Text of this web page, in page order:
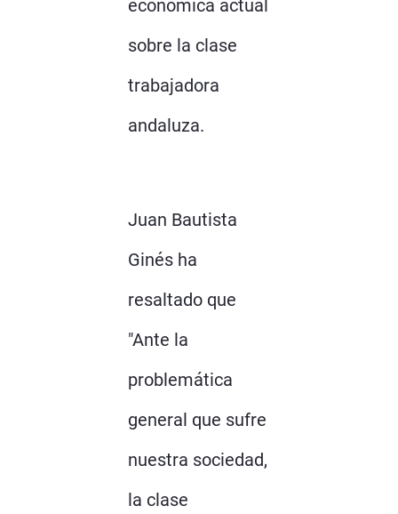
económica actual
sobre la clase
trabajadora
andaluza.
Juan Bautista
Ginés ha
resaltado que
"Ante la
problemática
general que sufre
nuestra sociedad,
la clase